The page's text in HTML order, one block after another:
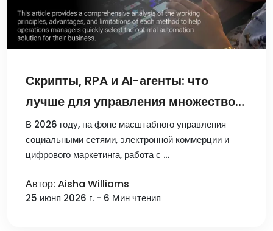
Скрипты, RPA и AI-агенты: что
лучше для управления множеством
мобильных аккаунтов?
В 2026 году, на фоне масштабного управления
социальными сетями, электронной коммерции и
цифрового маркетинга, работа с …
Автор: Aisha Williams
25 июня 2026 г. - 6 Мин чтения